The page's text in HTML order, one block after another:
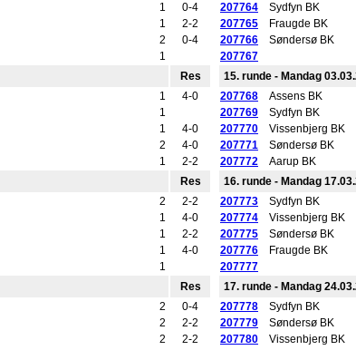
1 0-4 207764 Sydfyn BK
1 2-2 207765 Fraugde BK
2 0-4 207766 Søndersø BK
1 207767
Res 15. runde - Mandag
1 4-0 207768 Assens BK
1 207769 Sydfyn BK
1 4-0 207770 Vissenbjerg BK
2 4-0 207771 Søndersø BK
1 2-2 207772 Aarup BK
Res 16. runde - Mandag
2 2-2 207773 Sydfyn BK
1 4-0 207774 Vissenbjerg BK
1 2-2 207775 Søndersø BK
1 4-0 207776 Fraugde BK
1 207777
Res 17. runde - Mandag
2 0-4 207778 Sydfyn BK
2 2-2 207779 Søndersø BK
2 2-2 207780 Vissenbjerg BK